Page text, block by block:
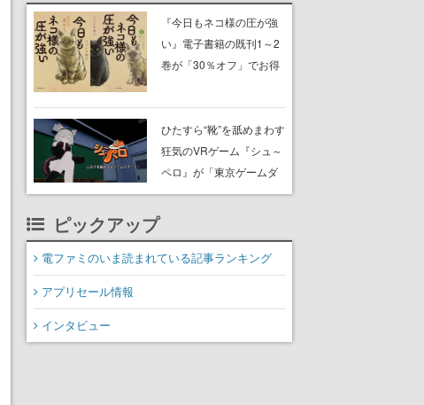
『今日もネコ様の圧が強
い』電子書籍の既刊1～2
巻が「30％オフ」でお得
たネコたちと、ネコを溺
愛する人間のすれ違いを
描く
ひたすら“靴”を舐めまわす
狂気のVRゲーム『シュ～
ペロ』が「東京ゲームダ
ンジョン」に展示中。キ
前のめり。公式アカウン
トも開設され、2026年リ
ピックアップ
電ファミのいま読まれている記事ランキング
アプリセール情報
インタビュー